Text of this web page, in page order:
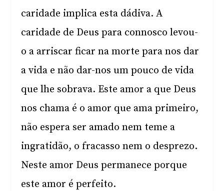
caridade implica esta dádiva. A
caridade de Deus para connosco levou-
o a arriscar ficar na morte para nos dar
a vida e não dar-nos um pouco de vida
que lhe sobrava. Este amor a que Deus
nos chama é o amor que ama primeiro,
não espera ser amado nem teme a
ingratidão, o fracasso nem o desprezo.
Neste amor Deus permanece porque
este amor é perfeito.